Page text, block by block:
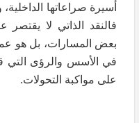
أسيرة صراعاتها الداخلية،
فالنقد الذاتي لا يقتصر
بعض المسارات، بل هو
في الأسس والرؤى التي
على مواكبة التحولات.